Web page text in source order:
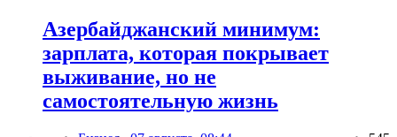
Азербайджанский минимум:
зарплата, которая покрывает
выживание, но не
самостоятельную жизнь